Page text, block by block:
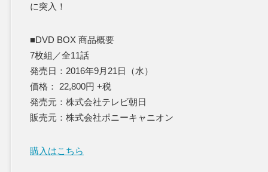
に突入！
■DVD BOX 商品概要
7枚組／全11話
発売日：2016年9月21日（水）
価格： 22,800円 +税
発売元：株式会社テレビ朝日
販売元：株式会社ポニーキャニオン
購入はこちら